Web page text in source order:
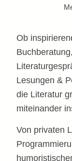
Ob
Lesungen &
die Literatur
miteinander
Von privaten